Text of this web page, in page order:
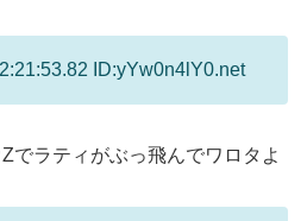
ID:yYw0n4lY0.net
でラティがぶっ飛んでワロタよ